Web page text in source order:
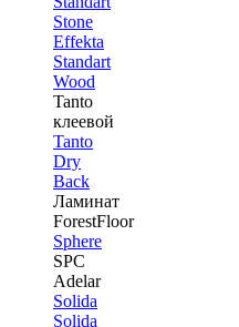
Stone
Effekta
Standart
Wood
Tanto
клеевой
Tanto
Dry
Back
Ламинат
ForestFloor
Sphere
SPC
Adelar
Solida
Solida